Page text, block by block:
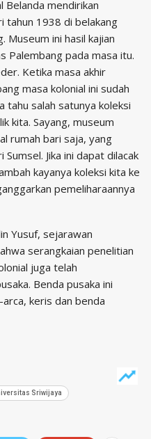
Belanda mendirikan
tahun 1938 di belakang
Museum ini hasil kajian
Palembang pada masa itu.
Ketika masa akhir
masa kolonial ini sudah
tahu salah satunya koleksi
kita. Sayang, museum
rumah bari saja, yang
Jika ini dapat dilacak
kayanya koleksi kita ke
pemeliharaannya
Yusuf, sejarawan
serangkaian penelitian
juga telah
Benda pusaka ini
keris dan benda
Sriwijaya